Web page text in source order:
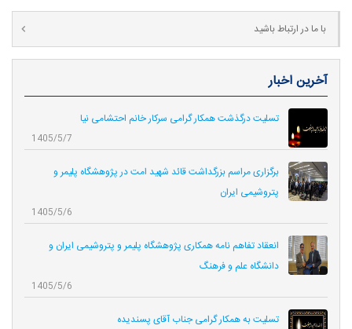
با ما در ارتباط باشید
آخرین اخبار
تسلیت درگذشت همکار گرامی سرکار خانم احتشامی نیا
1405/5/7
برگزاری مراسم بزرگداشت قائد شهید امت در پژوهشگاه پلیمر و
پتروشیمی ایران
1405/5/6
انعقاد تفاهم نامه همکاری‌ پژوهشگاه پلیمر و پتروشیمی ایران و
دانشگاه علم و فرهنگ
1405/5/6
تسلیت به همکار گرامی جناب آقای پسندیده